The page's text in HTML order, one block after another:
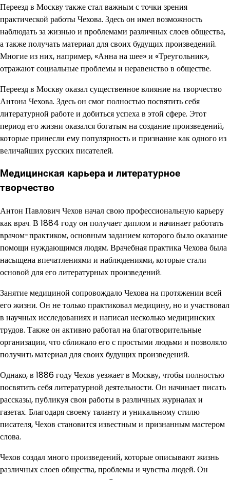
Переезд в Москву также стал важным с точки зрения
практической работы Чехова. Здесь он имел возможность
наблюдать за жизнью и проблемами различных слоев общества,
а также получать материал для своих будущих произведений.
Многие из них, например, «Анна на шее» и «Треугольник»,
отражают социальные проблемы и неравенство в обществе.
Переезд в Москву оказал существенное влияние на творчество
Антона Чехова. Здесь он смог полностью посвятить себя
литературной работе и добиться успеха в этой сфере. Этот
период его жизни оказался богатым на создание произведений,
которые принесли ему популярность и признание как одного из
величайших русских писателей.
Медицинская карьера и литературное
творчество
Антон Павлович Чехов начал свою профессиональную карьеру
как врач. В 1884 году он получает диплом и начинает работать
врачом-практиком, основным заданием которого было оказание
помощи нуждающимся людям. Врачебная практика Чехова была
насыщена впечатлениями и наблюдениями, которые стали
основой для его литературных произведений.
Занятие медициной сопровождало Чехова на протяжении всей
его жизни. Он не только практиковал медицину, но и участвовал
в научных исследованиях и написал несколько медицинских
трудов. Также он активно работал на благотворительные
организации, что сближало его с простыми людьми и позволяло
получить материал для своих будущих произведений.
Однако, в 1886 году Чехов уезжает в Москву, чтобы полностью
посвятить себя литературной деятельности. Он начинает писать
рассказы, публикуя свои работы в различных журналах и
газетах. Благодаря своему таланту и уникальному стилю
писателя, Чехов становится известным и признанным мастером
слова.
Чехов создал много произведений, которые описывают жизнь
различных слоев общества, проблемы и чувства людей. Он